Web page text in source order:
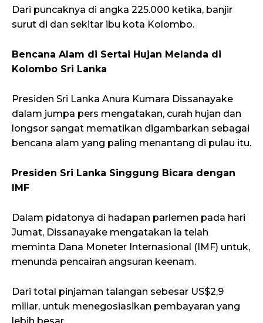
Dari puncaknya di angka 225.000 ketika, banjir
surut di dan sekitar ibu kota Kolombo.
Bencana Alam di Sertai Hujan Melanda di
Kolombo Sri Lanka
Presiden Sri Lanka Anura Kumara Dissanayake
dalam jumpa pers mengatakan, curah hujan dan
longsor sangat mematikan digambarkan sebagai
bencana alam yang paling menantang di pulau itu.
Presiden Sri Lanka Singgung Bicara dengan
IMF
Dalam pidatonya di hadapan parlemen pada hari
Jumat, Dissanayake mengatakan ia telah
meminta Dana Moneter Internasional (IMF) untuk,
menunda pencairan angsuran keenam.
Dari total pinjaman talangan sebesar US$2,9
miliar, untuk menegosiasikan pembayaran yang